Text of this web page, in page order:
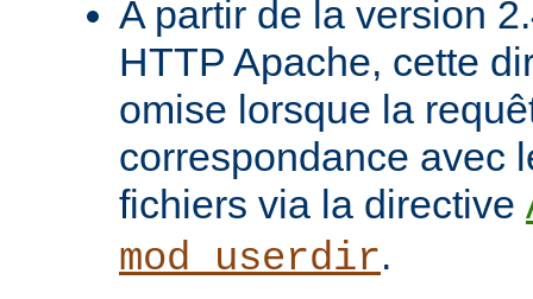
A partir de la version
HTTP Apache, cette
omise lorsque la
correspondance avec
fichiers via la directive
mod_userdir.